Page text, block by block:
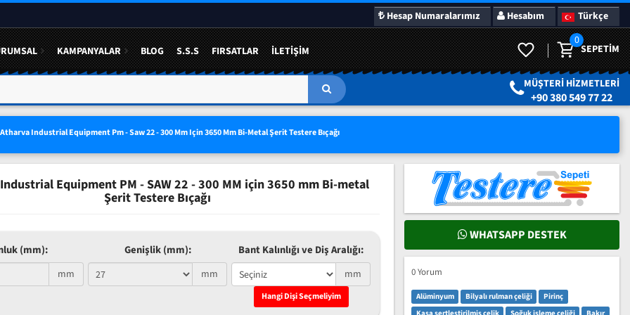
Hesap Numaralarımız Hesabım Türkçe
KAMPANYALAR BLOG S.S.S FIRSATLAR İLETIŞIM
0
SEPETIM
MÜŞTERI HIZMETLERI
+90 380 549 77 22
Atharva Industrial Equipment Pm - Saw 22 - 300 Mm Için 3650 Mm Bi-Metal Şerit Testere Bıçağı
Industrial Equipment PM - SAW 22 - 300 MM için 3650 mm Bi-metal
Şerit Testere Bıçağı
(mm):
mm
Genişlik (mm):
mm
Bant Kalınlığı ve Diş Aralığı:
mm
Hangi Dişi Seçmeliyim
WHATSAPP DESTEK
0 Yorum
Alüminyum Bilyalı rulman çeliği
Pirinç
YÜZDE 50 YE VARAN 3 LÜ SETLERDE AVANTAJLI FIYATLAR SÜRPRIZ KAMPANYALAR